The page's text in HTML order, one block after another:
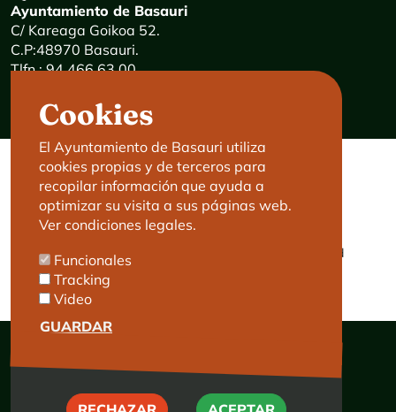
Cookies
El Ayuntamiento de Basauri utiliza
cookies propias y de terceros para
recopilar información que ayuda a
optimizar su visita a sus páginas web.
Ver condiciones legales.
Funcionales
Tracking
Video
GUARDAR
RECHAZAR
Ayuntamiento de Basauri
C/ Kareaga Goikoa 52.
C.P:48970 Basauri.
Tlfn.: 94 466 63 00
E-mail: haz@basauri.eus
CONTACTO
Basauri le atiende
Cita previa
LEGAL
Aviso legal
Política de privacidad